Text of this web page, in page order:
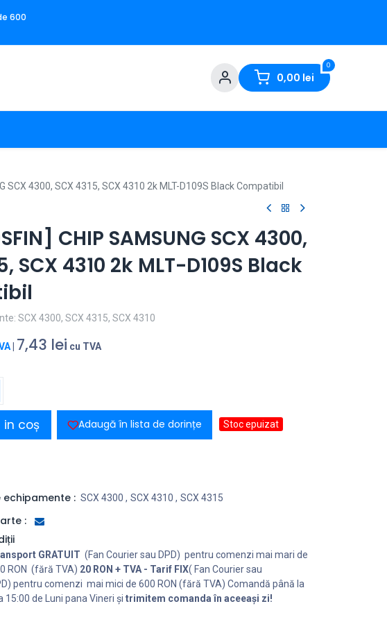
600
0
0,00 lei
SCX 4300, SCX 4315, SCX 4310 2k MLT-D109S Black Compatibil
CHIP SAMSUNG SCX 4300,
SCX 4310 2k MLT-D109S Black
SCX 4300, SCX 4315, SCX 4310
7,43 lei cu TVA
coș Adaugă în lista de dorințe Stoc epuizat
: SCX 4300 , SCX 4310 , SCX 4315
:
GRATUIT (Fan Courier sau DPD) pentru comenzi mai mari de
RON (fără TVA) 20 RON + TVA - Tarif FIX( Fan Courier sau
pentru comenzi mai mici de 600 RON (fără TVA) Comandă până la
15:00 de Luni pana Vineri șitrimitem comanda în aceeași zi!